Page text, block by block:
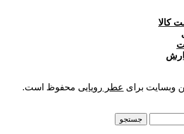
کالا
وبسایت برای عطر رویایی محفوظ است.
جستجو